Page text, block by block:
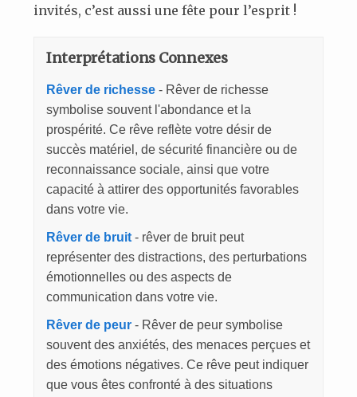
invités, c’est aussi une fête pour l’esprit !
Interprétations Connexes
Rêver de richesse- Rêver de richesse
symbolise souvent l'abondance et la
prospérité. Ce rêve reflète votre désir de
succès matériel, de sécurité financière ou de
reconnaissance sociale, ainsi que votre
capacité à attirer des opportunités favorables
dans votre vie.
Rêver de bruit- rêver de bruit peut
représenter des distractions, des perturbations
émotionnelles ou des aspects de
communication dans votre vie.
Rêver de peur- Rêver de peur symbolise
souvent des anxiétés, des menaces perçues et
des émotions négatives. Ce rêve peut indiquer
que vous êtes confronté à des situations